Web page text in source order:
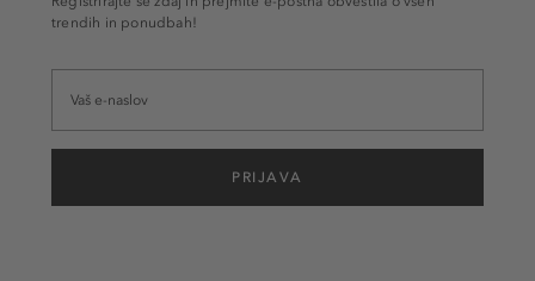
trendih in ponudbah!
PRIJAVA